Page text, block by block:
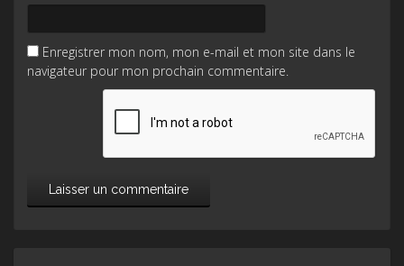
Enregistrer mon nom, mon e-mail et mon site dans le
navigateur pour mon prochain commentaire.